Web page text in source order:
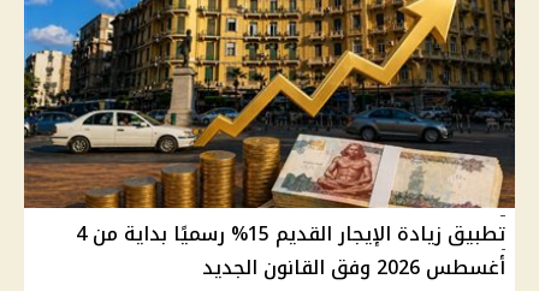
تطبيق زيادة الإيجار القديم 15% رسميًا بداية من 4
أغسطس 2026 وفق القانون الجديد